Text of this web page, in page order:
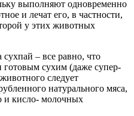
выполняют одновременно
и лечат его, в частности,
у этих животных
сухпай – все равно, что
готовым сухим (даже супер-
следует
натурального мяса,
и кисло- молочных